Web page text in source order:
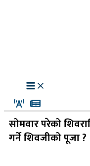
सोमवार परेको
गर्ने शिवजीको पूजा ?